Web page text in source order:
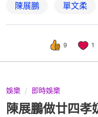
陳展鵬 單文柔
9 1
娛樂 即時娛樂
陳展鵬做廿四